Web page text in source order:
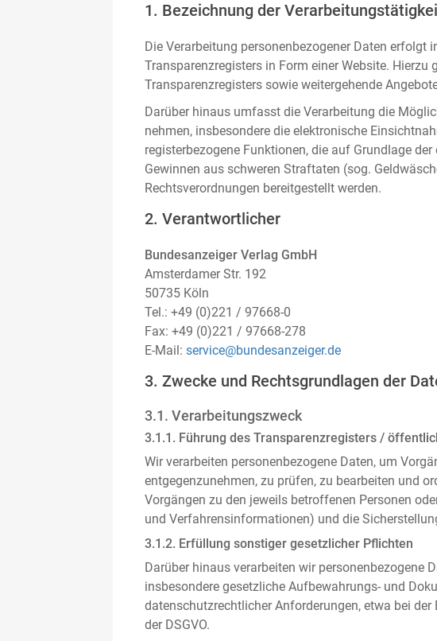
1. Bezeichnung der
Die Verarbeitung personenbezogener Daten
Transparenzregisters in Form einer Website.
Transparenzregisters sowie weitergehende
Darüber hinaus umfasst die Verarbeitung die
nehmen, insbesondere die elektronische
registerbezogene Funktionen, die auf Grundlage
Gewinnen aus schweren Straftaten (sog.
Rechtsverordnungen bereitgestellt werden.
2. Verantwortlicher
Bundesanzeiger Verlag GmbH
Amsterdamer Str. 192
50735 Köln
Tel.: +49 (0)221 / 97668-0
Fax: +49 (0)221 / 97668-278
E-Mail: service@bundesanzeiger.de
3. Zwecke und Rechtsgrundlagen der
3.1. Verarbeitungszweck
3.1.1. Führung des Transparenzregisters /
Wir verarbeiten personenbezogene Daten, um
entgegenzunehmen, zu prüfen, zu bearbeiten und
Vorgängen zu den jeweils betroffenen Personen
und Verfahrensinformationen) und die
3.1.2. Erfüllung sonstiger gesetzlicher Pflichten
Darüber hinaus verarbeiten wir personenbezogene
insbesondere gesetzliche Aufbewahrungs- und
datenschutzrechtlicher Anforderungen, etwa bei
der DSGVO.